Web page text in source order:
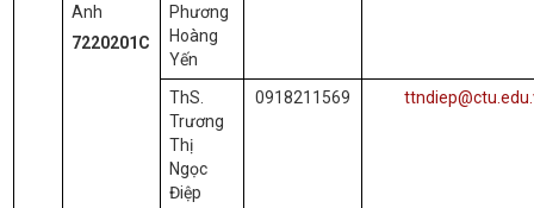
Anh
7220201C
Phương
Hoàng
Yến
ThS.
Trương
Thị
Ngọc
Điệp
0918211569